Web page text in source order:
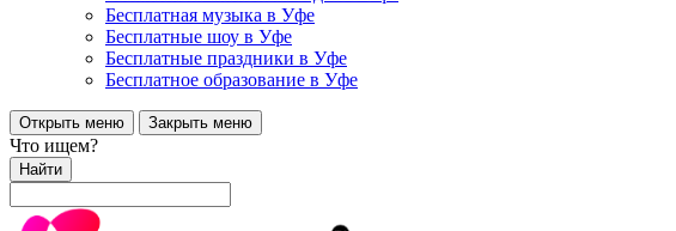
Бесплатная музыка в Уфе
Бесплатные шоу в Уфе
Бесплатные праздники в Уфе
Бесплатное образование в Уфе
Открыть меню Закрыть меню
Что ищем?
Найти